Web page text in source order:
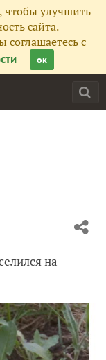
чтобы улучшить
сайта.
соглашаетесь с
ок
на